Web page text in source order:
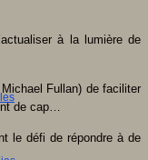
à la lumière de
Fullan) de faciliter
de cap…
le défi de répondre à de